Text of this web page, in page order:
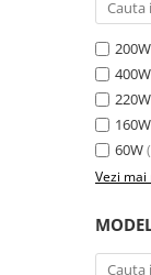
Toate panourile
Frigidere Portabile
Componente
200W
400W
220W
160W
60W
Vezi